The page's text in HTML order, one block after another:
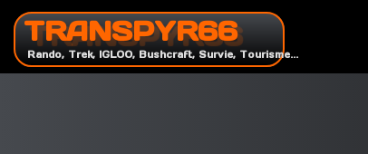
TRANSPYR66
Rando, Trek, IGLOO, Bushcraft, Survie, Tourisme...